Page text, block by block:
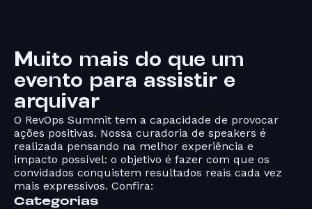
Muito mais do que um
evento para assistir e
arquivar
O RevOps Summit tem a capacidade de provocar
ações positivas. Nossa curadoria de speakers é
realizada pensando na melhor experiência e
impacto possível: o objetivo é fazer com que os
convidados conquistem resultados reais cada vez
mais expressivos. Confira:
Categorias